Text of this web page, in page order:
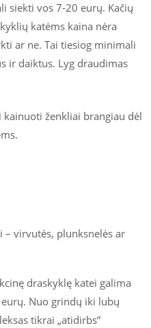
siekti vos 7-20 eurų. Kačių
katėms kaina nėra
ar ne. Tai tiesiog minimali
ir daiktus. Lyg draudimas
kainuoti ženkliai brangiau dėl
virvutės, plunksnelės ar
draskyklę katei galima
Nuo grindų iki lubų
tikrai „atidirbs”